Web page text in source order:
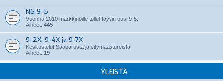
NG 9-5
Vuonna 2010 markkinoille tullut täysin uusi 9-5.
Aiheet: 445
9-2X, 9-4X ja 9-7X
Keskustelut Saabarusta ja citymaastureista.
Aiheet: 19
YLEISTÄ